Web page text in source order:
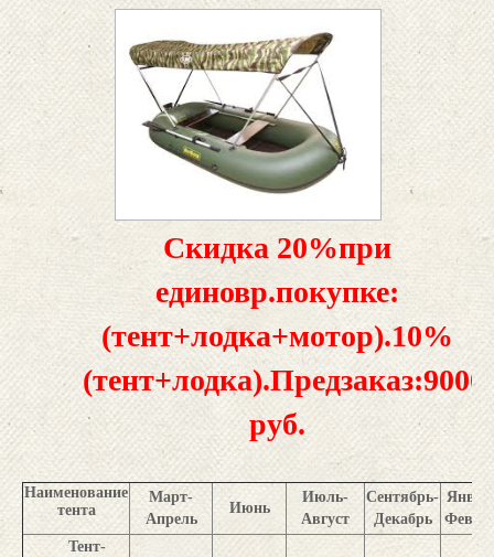
Скидка 20%при
единовр.покупке:
(тент+лодка+мотор).10%
руб.
Наименование
тента
Март-
Апрель
Июнь
Июль-
Август
Сентябрь-
Декабрь
Тент-